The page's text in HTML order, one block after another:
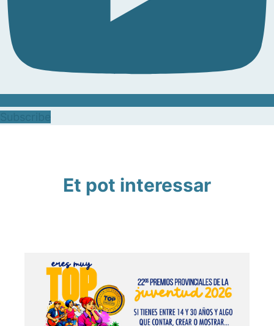
Et pot interessar